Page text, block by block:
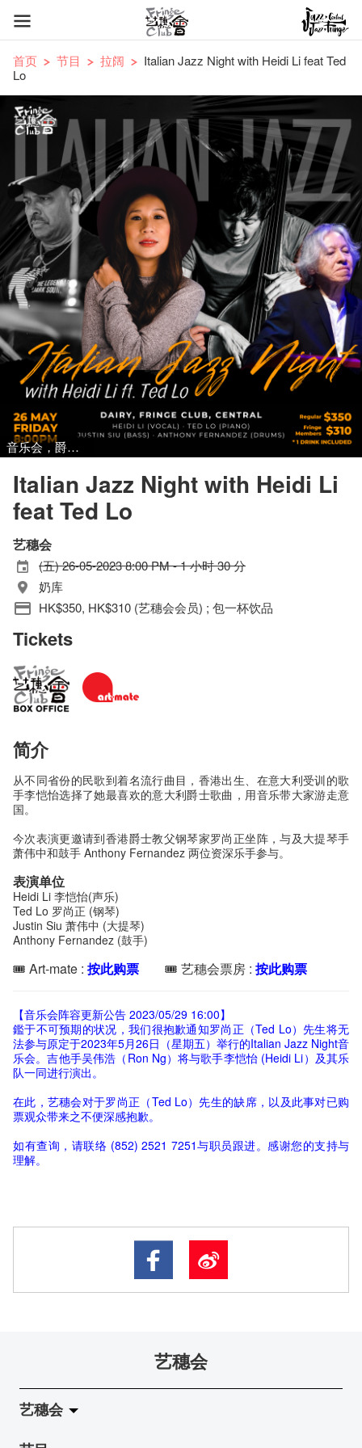
首页 节目 拉阔
Italian Jazz Night with Heidi Li feat Ted
Lo
音乐会，爵士音乐
Italian Jazz Night with Heidi Li
feat Ted Lo
艺穗会
(五) 26-05-2023 8:00 PM - 1 小时 30 分
奶库
HK$350, HK$310 (艺穗会会员) ; 包一杯饮品
Tickets
简介
从不同省份的民歌到着名流行曲目，香港出生、在意大利受训的歌
手李恺怡选择了她最喜欢的意大利爵士歌曲，用音乐带大家游走意
国。
今次表演更邀请到香港爵士教父钢琴家罗尚正坐阵，与及大提琴手
萧伟中和鼓手 Anthony Fernandez 两位资深乐手参与。
表演单位
Heidi Li 李恺怡(声乐)
Ted Lo 罗尚正 (钢琴)
Justin Siu 萧伟中 (大提琴)
Anthony Fernandez (鼓手)
🎟️ Art-mate : 按此购票 🎟️ 艺穗会票房 : 按此购票
【音乐会阵容更新公告 2023/05/29 16:00】
鑑于不可预期的状况，我们很抱歉通知罗尚正（Ted Lo）先生将无
法参与原定于2023年5月26日（星期五）举行的Italian Jazz Night音
乐会。吉他手吴伟浩（Ron Ng）将与歌手李恺怡 (Heidi Li）及其乐
队一同进行演出。
在此，艺穗会对于罗尚正（Ted Lo）先生的缺席，以及此事对已购
票观众带来之不便深感抱歉。
如有查询，请联络 (852) 2521 7251与职员跟进。感谢您的支持与
理解。
艺穗会
艺穗会